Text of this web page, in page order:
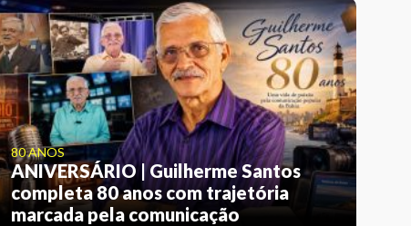
80 ANOS
ANIVERSÁRIO | Guilherme Santos
completa 80 anos com trajetória
marcada pela comunicação